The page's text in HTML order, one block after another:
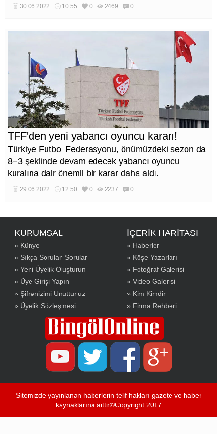
30.06.2022 10:55 0 2469 0
TFF'den yeni yabancı oyuncu kararı!
Türkiye Futbol Federasyonu, önümüzdeki sezon da
8+3 şeklinde devam edecek yabancı oyuncu
kuralına dair önemli bir karar daha aldı.
29.06.2022 12:50 0 2237 0
KURUMSAL
» Künye
» Sıkça Sorulan Sorular
» Yeni Üyelik Oluşturun
» Üye Girişi Yapın
» Şifrenizimi Unuttunuz
» Üyelik Sözleşmesi
İÇERİK HARİTASI
» Haberler
» Köşe Yazarları
» Fotoğraf Galerisi
» Video Galerisi
» Kim Kimdir
» Firma Rehberi
Sitemizde yayınlanan haberlerin telif hakları gazete ve haber
kaynaklarına aittir©Copyright 2017